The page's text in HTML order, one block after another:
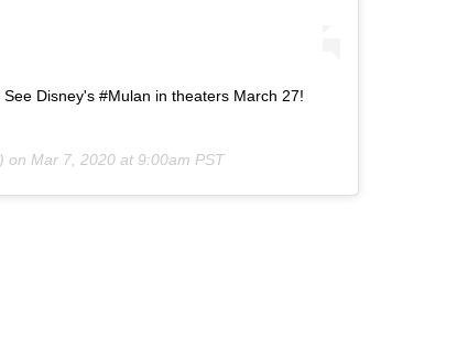
Disney's #Mulan in theaters March 27!
on Mar 7, 2020 at 9:00am PST